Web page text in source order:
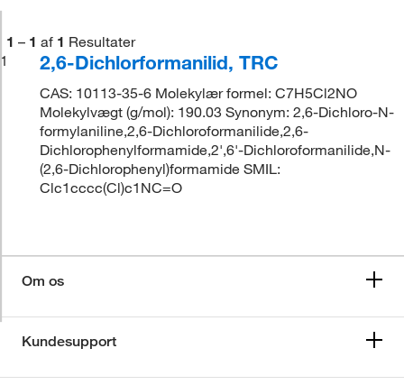
1 – 1 af 1 Resultater
1
2,6-Dichlorformanilid, TRC
CAS: 10113-35-6 Molekylær formel: C7H5Cl2NO
Molekylvægt (g/mol): 190.03 Synonym: 2,6-Dichloro-N-
formylaniline,2,6-Dichloroformanilide,2,6-
Dichlorophenylformamide,2',6'-Dichloroformanilide,N-
(2,6-Dichlorophenyl)formamide SMIL:
Clc1cccc(Cl)c1NC=O
Om os
Kundesupport